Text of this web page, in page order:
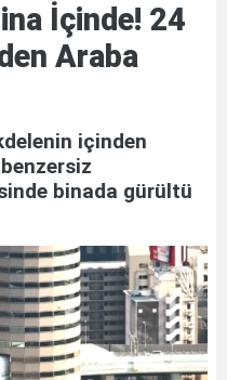
Temizliğinde Yeni
Nesil Yaklaşım
İçinde! 24
Araba
içinden
binada gürültü